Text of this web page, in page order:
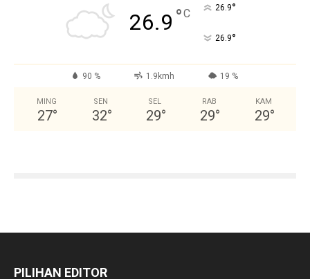
26.9 °C 26.9°
26.9°
90 % 1.9kmh 19 %
MING
27°
SEN
32°
SEL
29°
RAB
29°
KAM
29°
PILIHAN EDITOR